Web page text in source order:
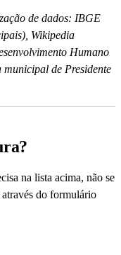
de dados: IBGE
Wikipedia
Humano
de Presidente
na lista acima, não se
do formulário